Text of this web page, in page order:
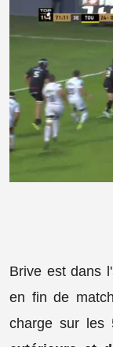
Brive est dans
en fin de
charge sur les